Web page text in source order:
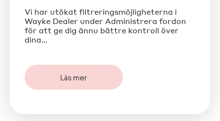
Vi har utökat filtreringsmöjligheterna i
Wayke Dealer under Administrera fordon
för att ge dig ännu bättre kontroll över
dina...
Läs mer